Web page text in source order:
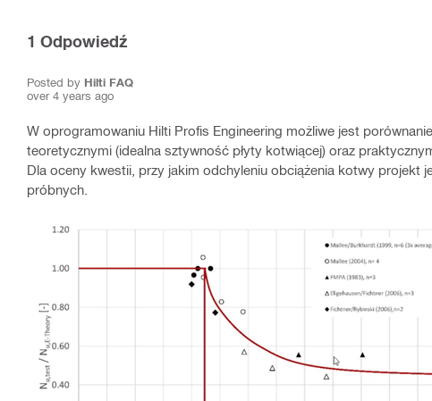
1 Odpowiedź
Posted by Hilti FAQ
over 4 years ago
W oprogramowaniu Hilti Profis Engineering możliwe jest
teoretycznymi (idealna sztywność płyty kotwiącej) oraz
Dla oceny kwestii, przy jakim odchyleniu obciążenia kotwy projekt
próbnych.